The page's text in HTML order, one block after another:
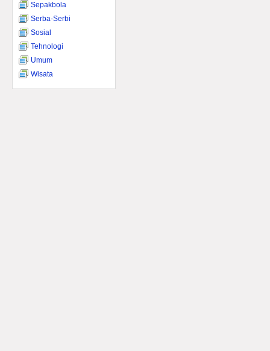
Sepakbola
Serba-Serbi
Sosial
Tehnologi
Umum
Wisata